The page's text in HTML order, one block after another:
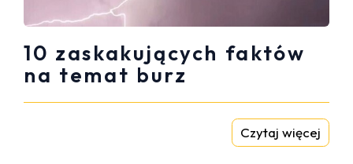
10 zaskakujących faktów
na temat burz
Czytaj więcej